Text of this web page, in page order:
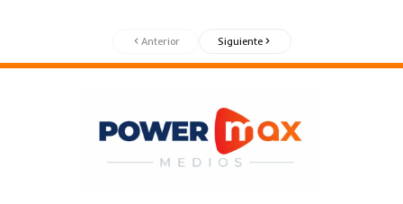
Anterior Siguiente